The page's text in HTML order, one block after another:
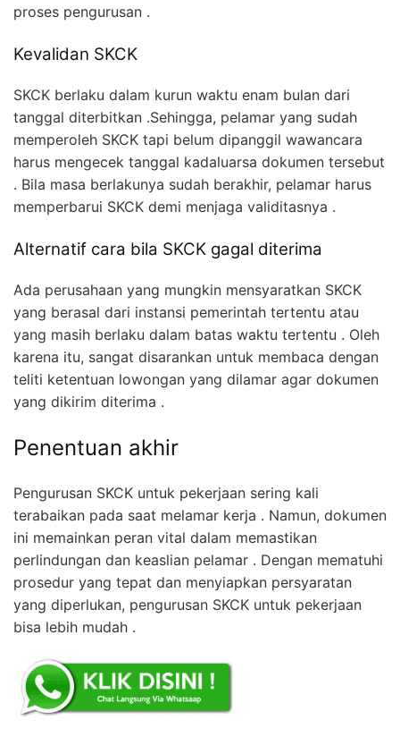
proses pengurusan .
Kevalidan SKCK
SKCK berlaku dalam kurun waktu enam bulan dari
tanggal diterbitkan .Sehingga, pelamar yang sudah
memperoleh SKCK tapi belum dipanggil wawancara
harus mengecek tanggal kadaluarsa dokumen tersebut
. Bila masa berlakunya sudah berakhir, pelamar harus
memperbarui SKCK demi menjaga validitasnya .
Alternatif cara bila SKCK gagal diterima
Ada perusahaan yang mungkin mensyaratkan SKCK
yang berasal dari instansi pemerintah tertentu atau
yang masih berlaku dalam batas waktu tertentu . Oleh
karena itu, sangat disarankan untuk membaca dengan
teliti ketentuan lowongan yang dilamar agar dokumen
yang dikirim diterima .
Penentuan akhir
Pengurusan SKCK untuk pekerjaan sering kali
terabaikan pada saat melamar kerja . Namun, dokumen
ini memainkan peran vital dalam memastikan
perlindungan dan keaslian pelamar . Dengan mematuhi
prosedur yang tepat dan menyiapkan persyaratan
yang diperlukan, pengurusan SKCK untuk pekerjaan
bisa lebih mudah .